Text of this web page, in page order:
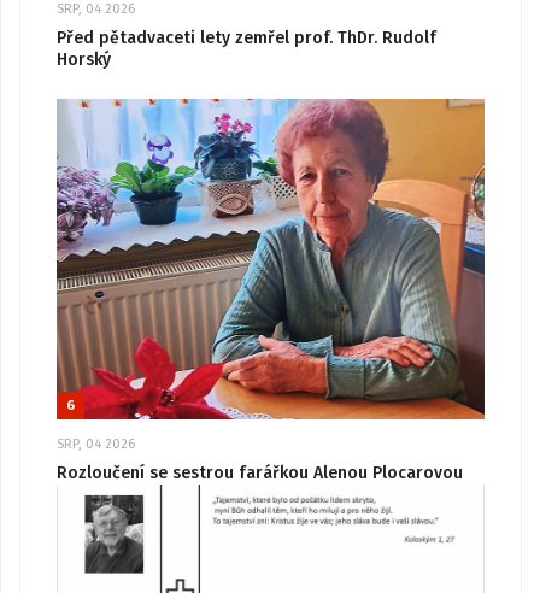
SRP, 04 2026
Před pětadvaceti lety zemřel prof. ThDr. Rudolf
Horský
6
SRP, 04 2026
Rozloučení se sestrou farářkou Alenou Plocarovou